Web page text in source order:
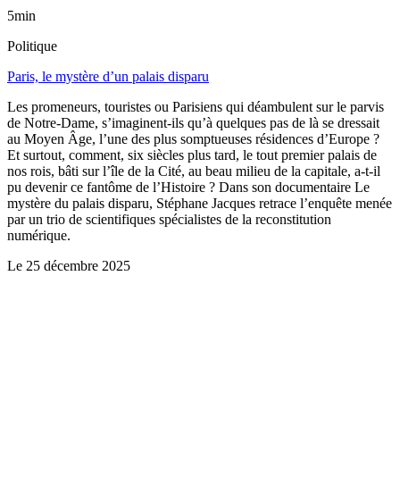
5min
Politique
Paris, le mystère d’un palais disparu
Les promeneurs, touristes ou Parisiens qui déambulent sur le parvis
de Notre-Dame, s’imaginent-ils qu’à quelques pas de là se dressait
au Moyen Âge, l’une des plus somptueuses résidences d’Europe ?
Et surtout, comment, six siècles plus tard, le tout premier palais de
nos rois, bâti sur l’île de la Cité, au beau milieu de la capitale, a-t-il
pu devenir ce fantôme de l’Histoire ? Dans son documentaire Le
mystère du palais disparu, Stéphane Jacques retrace l’enquête menée
par un trio de scientifiques spécialistes de la reconstitution
numérique.
Le 25 décembre 2025